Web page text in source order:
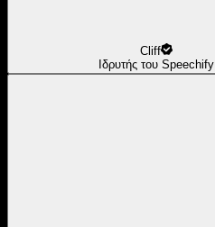
Cliff
Ιδρυτής του Speechify